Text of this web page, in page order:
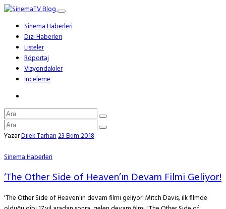
Sinema Haberleri
Dizi Haberleri
Listeler
Röportaj
Vizyondakiler
İnceleme
YazarDilek Tarhan23 Ekim 2018
Sinema Haberleri
‘The Other Side of Heaven’ın Devam Filmi Geliyor!
'The Other Side of Heaven'ın devam filmi geliyor! Mitch Davis, ilk filmde